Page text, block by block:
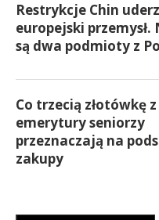
Restrykcje Chin
europejski przemysł.
są dwa podmioty z
Co trzecią złotówkę z
emerytury seniorzy
przeznaczają na
zakupy